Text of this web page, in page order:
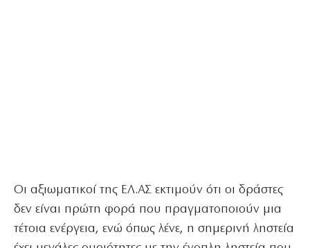
Οι αξιωματικοί της ΕΛ.ΑΣ εκτιμούν ότι οι δράστες
δεν είναι πρώτη φορά που πραγματοποιούν μια
τέτοια ενέργεια, ενώ όπως λένε, η σημερινή ληστεία